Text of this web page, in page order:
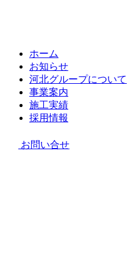
ホーム
お知らせ
河北グループについて
事業案内
施工実績
採用情報
お問い合せ